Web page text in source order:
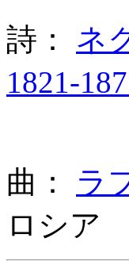
詩： ネ
1821-
曲： ラ
ロシア